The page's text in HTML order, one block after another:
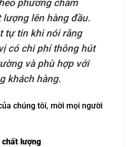
phương châm
lên hàng đầu.
tự tin khi nói rằng
có chi phí thông hút
và phù hợp với
khách hàng.
chúng tôi, mời mọi người
lượng